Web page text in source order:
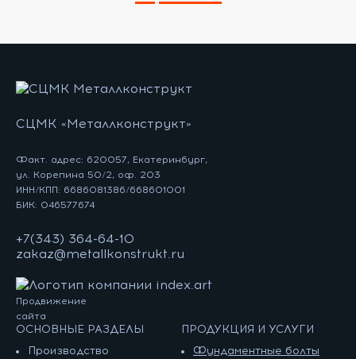
СЦМК «Металлконструкт»
Факт. адрес: 620057, Екатеринбург,
ул. Корепина 50/2, оф. 203
ИНН/КПП: 6686081386/668601001
БИК: 046577674
+7(343) 364-64-10
zakaz@metallkonstrukt.ru
Продвижение
сайта
ОСНОВНЫЕ РАЗДЕЛЫ
Производство
ПРОДУКЦИЯ И УСЛУГИ
Фундаментные болты